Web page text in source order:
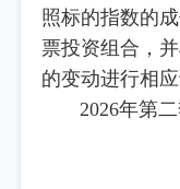
照标的指数的
票投资组合，
的变动进行相应
2026年第
策维持偏紧基